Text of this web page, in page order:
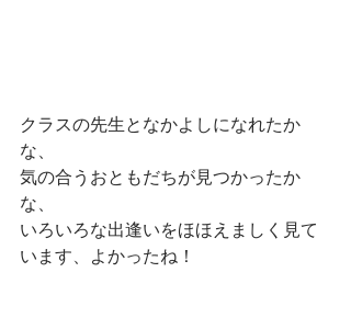
クラスの先生となかよしになれたか
な、
気の合うおともだちが見つかったか
な、
いろいろな出逢いをほほえましく見て
います、よかったね！